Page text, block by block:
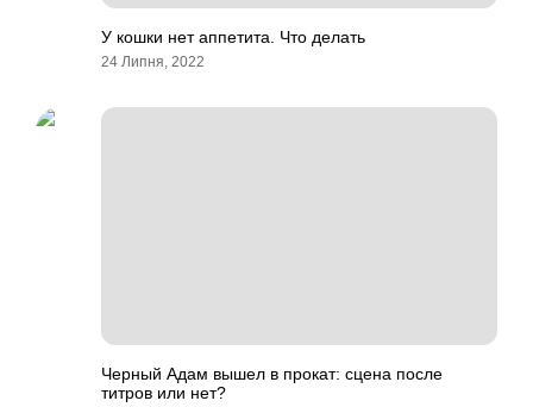
У кошки нет аппетита. Что делать
24 Липня, 2022
Черный Адам вышел в прокат: сцена после
титров или нет?